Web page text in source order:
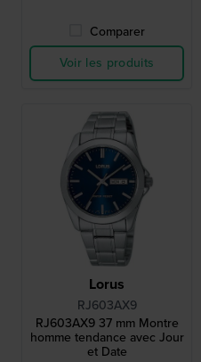
Comparer
Voir les produits
Lorus
RJ603AX9
RJ603AX9 37 mm Montre
homme tendance avec Jour
et Date